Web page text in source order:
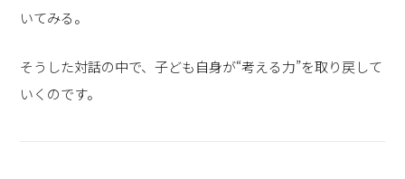
いてみる。
そうした対話の中で、子ども自身が“考える力”を取り戻して
いくのです。